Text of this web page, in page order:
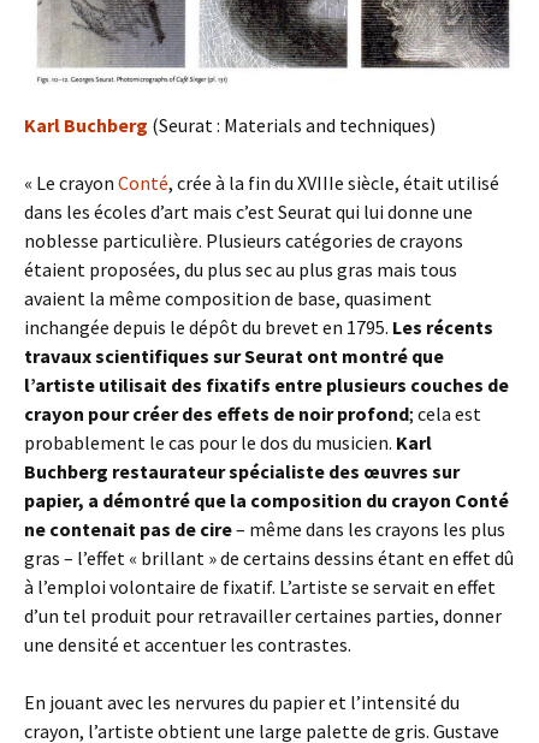
Karl Buchberg (Seurat : Materials and techniques)
« Le crayon Conté, crée à la fin du XVIIIe siècle, était utilisé
dans les écoles d’art mais c’est Seurat qui lui donne une
noblesse particulière. Plusieurs catégories de crayons
étaient proposées, du plus sec au plus gras mais tous
avaient la même composition de base, quasiment
inchangée depuis le dépôt du brevet en 1795. Les récents
travaux scientifiques sur Seurat ont montré que
l’artiste utilisait des fixatifs entre plusieurs couches de
crayon pour créer des effets de noir profond; cela est
probablement le cas pour le dos du musicien. Karl
Buchberg restaurateur spécialiste des œuvres sur
papier, a démontré que la composition du crayon Conté
ne contenait pas de cire– même dans les crayons les plus
gras – l’effet « brillant » de certains dessins étant en effet dû
à l’emploi volontaire de fixatif. L’artiste se servait en effet
d’un tel produit pour retravailler certaines parties, donner
une densité et accentuer les contrastes.
En jouant avec les nervures du papier et l’intensité du
crayon, l’artiste obtient une large palette de gris. Gustave